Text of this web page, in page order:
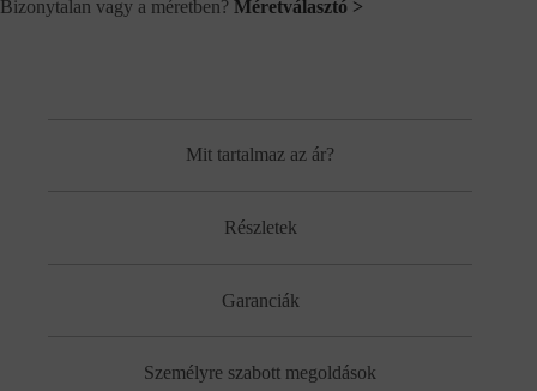
Bizonytalan vagy a méretben? Méretválasztó >
Mit tartalmaz az ár?
Részletek
Garanciák
Személyre szabott megoldások